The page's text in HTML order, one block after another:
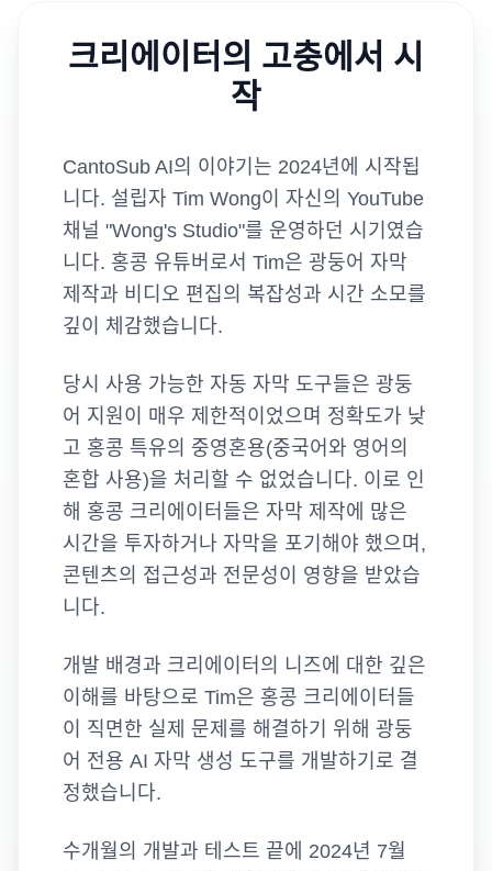
크리에이터의 고충에서 시
작
CantoSub AI의 이야기는 2024년에 시작됩
니다. 설립자 Tim Wong이 자신의 YouTube
채널 "Wong's Studio"를 운영하던 시기였습
니다. 홍콩 유튜버로서 Tim은 광둥어 자막
제작과 비디오 편집의 복잡성과 시간 소모를
깊이 체감했습니다.
당시 사용 가능한 자동 자막 도구들은 광둥
어 지원이 매우 제한적이었으며 정확도가 낮
고 홍콩 특유의 중영혼용(중국어와 영어의
혼합 사용)을 처리할 수 없었습니다. 이로 인
해 홍콩 크리에이터들은 자막 제작에 많은
시간을 투자하거나 자막을 포기해야 했으며,
콘텐츠의 접근성과 전문성이 영향을 받았습
니다.
개발 배경과 크리에이터의 니즈에 대한 깊은
이해를 바탕으로 Tim은 홍콩 크리에이터들
이 직면한 실제 문제를 해결하기 위해 광둥
어 전용 AI 자막 생성 도구를 개발하기로 결
정했습니다.
수개월의 개발과 테스트 끝에 2024년 7월